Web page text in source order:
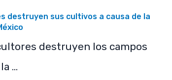
destruyen sus cultivos a causa de la
destruyen los campos
…